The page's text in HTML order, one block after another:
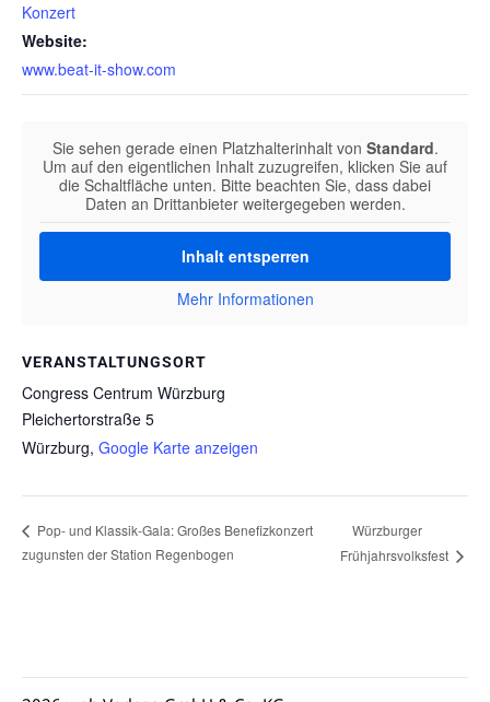
Konzert
Website:
www.beat-it-show.com
VERANSTALTUNGSORT
Congress Centrum Würzburg
Pleichertorstraße 5
Würzburg, Google Karte anzeigen
Sie sehen gerade einen Platzhalterinhalt von Standard.
Um auf den eigentlichen Inhalt zuzugreifen, klicken Sie auf
die Schaltfläche unten. Bitte beachten Sie, dass dabei
Daten an Drittanbieter weitergegeben werden.
Inhalt entsperren
Mehr Informationen
Pop- und Klassik-Gala: Großes Benefizkonzert
zugunsten der Station Regenbogen
Würzburger
Frühjahrsvolksfest